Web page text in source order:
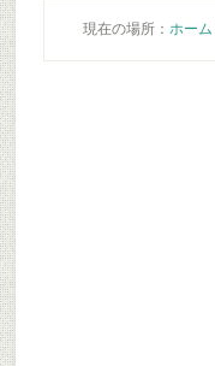
現在の場所： ホーム